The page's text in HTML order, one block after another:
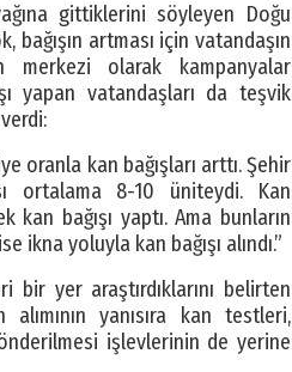
gittiklerini söyleyen Doğu
bağışın artması için vatandaşın
olarak kampanyalar
yapan vatandaşları da teşvik
oranla kan bağışları arttı. Şehir
ortalama 8-10 üniteydi. Kan
bağışı yaptı. Ama bunların
ikna yoluyla kan bağışı alındı.”
bir yer araştırdıklarını belirten
yanısıra kan testleri,
işlevlerinin de yerine